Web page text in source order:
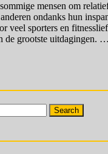
mensen om
ondanks hun
veel sporters en
de grootste uitdagingen. …